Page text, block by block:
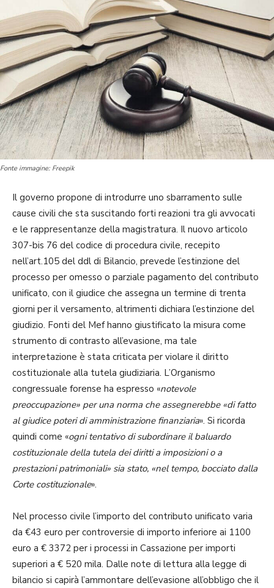
Fonte immagine: Freepik
Il governo propone di introdurre uno sbarramento sulle
cause civili che sta suscitando forti reazioni tra gli avvocati
e le rappresentanze della magistratura. Il nuovo articolo
307-bis 76 del codice di procedura civile, recepito
nell’art.105 del ddl di Bilancio, prevede l’estinzione del
processo per omesso o parziale pagamento del contributo
unificato, con il giudice che assegna un termine di trenta
giorni per il versamento, altrimenti dichiara l’estinzione del
giudizio. Fonti del Mef hanno giustificato la misura come
strumento di contrasto all’evasione, ma tale
interpretazione è stata criticata per violare il diritto
costituzionale alla tutela giudiziaria. L’Organismo
congressuale forense ha espresso «notevole
preoccupazione» per una norma che assegnerebbe «di fatto
al giudice poteri di amministrazione finanziaria». Si ricorda
quindi come «ogni tentativo di subordinare il baluardo
costituzionale della tutela dei diritti a imposizioni o a
prestazioni patrimoniali» sia stato, «nel tempo, bocciato dalla
Corte costituzionale».
Nel processo civile l’importo del contributo unificato varia
da €43 euro per controversie di importo inferiore ai 1100
euro a € 3372 per i processi in Cassazione per importi
superiori a € 520 mila. Dalle note di lettura alla legge di
bilancio si capirà l’ammontare dell’evasione all’obbligo che il